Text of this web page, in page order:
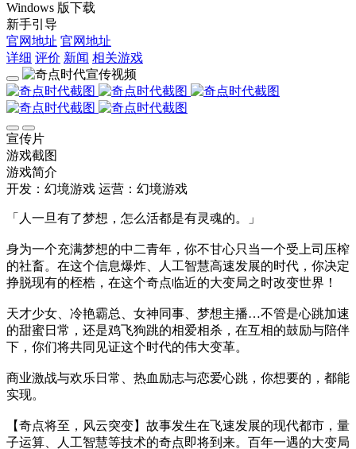
或 直接获取
Windows 版下载
新手引导
官网地址 官网地址
详细 评价 新闻 相关游戏
宣传片
游戏截图
游戏简介
身为一个充满梦想的中二青年，你不甘心只当一个受上司压榨
的社畜。在这个信息爆炸、人工智慧高速发展的时代，你决定
天才少女、冷艳霸总、女神同事、梦想主播…不管是心跳加速
的甜蜜日常，还是鸡飞狗跳的相爱相杀，在互相的鼓励与陪伴
商业激战与欢乐日常、热血励志与恋爱心跳，你想要的，都能
【奇点将至，风云突变】故事发生在飞速发展的现代都市，量